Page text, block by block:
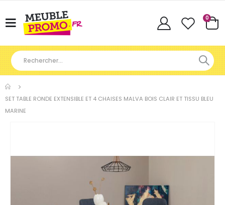
Basculer
Cart
0
SET TABLE RONDE EXTENSIBLE ET 4 CHAISES MALVA BOIS CLAIR ET TISSU BLEU
MARINE
end